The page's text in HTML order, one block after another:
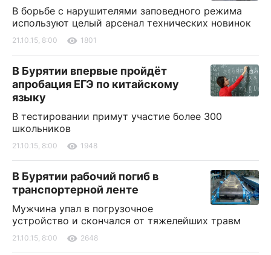
В борьбе с нарушителями заповедного режима
используют целый арсенал технических новинок
21.10.15, 8:00 1801
В Бурятии впервые пройдёт
апробация ЕГЭ по китайскому
языку
В тестировании примут участие более 300
школьников
21.10.15, 8:00 1948
В Бурятии рабочий погиб в
транспортерной ленте
Мужчина упал в погрузочное
устройство и скончался от тяжелейших травм
21.10.15, 8:00 2648